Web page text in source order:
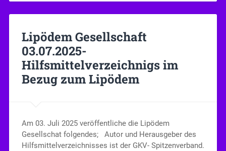
Lipödem Gesellschaft
03.07.2025-
Hilfsmittelverzeichnigs im
Bezug zum Lipödem
Am 03. Juli 2025 veröffentliche die Lipödem
Gesellschat folgendes; Autor und Herausgeber des
Hilfsmittelverzeichnisses ist der GKV- Spitzenverband.